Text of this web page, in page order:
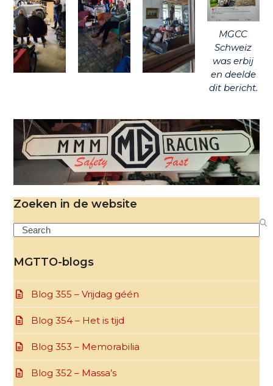
MGCC
Schweiz
was erbij
en deelde
dit bericht.
Zoeken in de website
Search
MGTTO-blogs
Blog 355 – Vrijdag géén
Blog 354 – Het is tijd
Blog 353 – Memorabilia
Blog 352 – Massa’s